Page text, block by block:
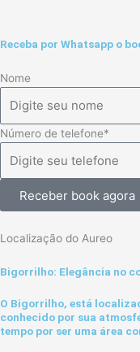
Receba por Whatsapp o
Nome
Número de telefone*
Receber book agora
Localização do Aureo
Bigorrilho: Elegância no
O Bigorrilho, está
conhecido por sua
tempo por ser uma área